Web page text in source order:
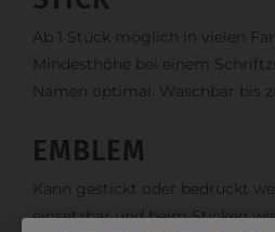
Ab 1 Stück möglich in vielen
Mindesthöhe bei einem
Namen optimal. Waschbar bis
EMBLEM
Kann gestickt oder bedruckt
einsetzbar und beim Sticken